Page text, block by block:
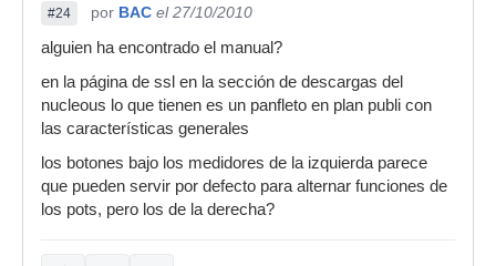
#24 por BAC el 27/10/2010
alguien ha encontrado el manual?
en la página de ssl en la sección de descargas del
nucleous lo que tienen es un panfleto en plan publi con
las características generales
los botones bajo los medidores de la izquierda parece
que pueden servir por defecto para alternar funciones de
los pots, pero los de la derecha?